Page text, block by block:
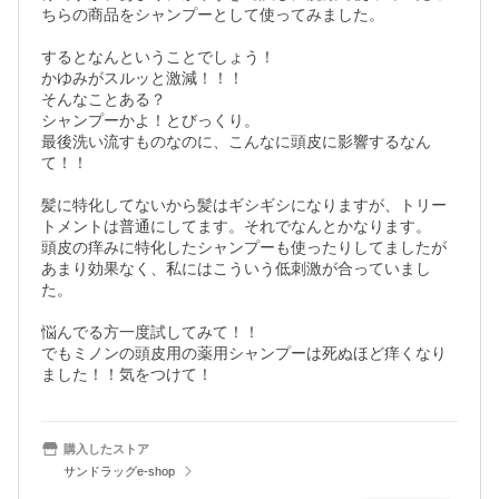
ちらの商品をシャンプーとして使ってみました。
するとなんということでしょう！
かゆみがスルッと激減！！！
そんなことある？
シャンプーかよ！とびっくり。
最後洗い流すものなのに、こんなに頭皮に影響するなん
て！！
髪に特化してないから髪はギシギシになりますが、トリー
トメントは普通にしてます。それでなんとかなります。
頭皮の痒みに特化したシャンプーも使ったりしてましたが
あまり効果なく、私にはこういう低刺激が合っていまし
た。
悩んでる方一度試してみて！！
でもミノンの頭皮用の薬用シャンプーは死ぬほど痒くなり
ました！！気をつけて！
購入したストア
サンドラッグe-shop